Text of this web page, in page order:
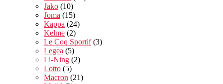
Jako (10)
Joma (15)
Kappa (24)
Kelme (2)
Le Coq Sportif(3)
Legea (5)
Li-Ning (2)
Lotto (5)
Macron (21)